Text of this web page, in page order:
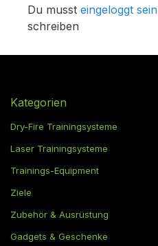
Du musst eingeloggt sein
schreiben
Kategorien
Dry-Fire Trainingsysteme
Laser Trainingsysteme
Trainings-Equipment
Ziele
Zubehör & Ausrüstung
Gadgets & Geschenke